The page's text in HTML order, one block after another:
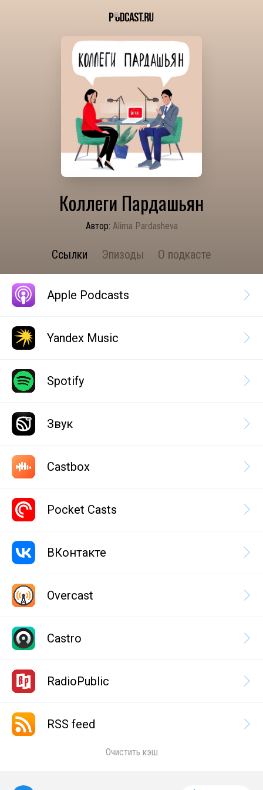
Коллеги Пардашьян
Автор: Alima Pardasheva
Ссылки Эпизоды О подкасте
Apple Podcasts
Yandex Music
Spotify
Звук
Castbox
Pocket Casts
ВКонтакте
Overcast
Castro
RadioPublic
RSS feed
Очистить кэш